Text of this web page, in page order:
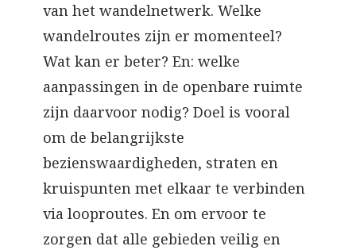
van het wandelnetwerk. Welke
wandelroutes zijn er momenteel?
Wat kan er beter? En: welke
aanpassingen in de openbare ruimte
zijn daarvoor nodig? Doel is vooral
om de belangrijkste
bezienswaardigheden, straten en
kruispunten met elkaar te verbinden
via looproutes. En om ervoor te
zorgen dat alle gebieden veilig en